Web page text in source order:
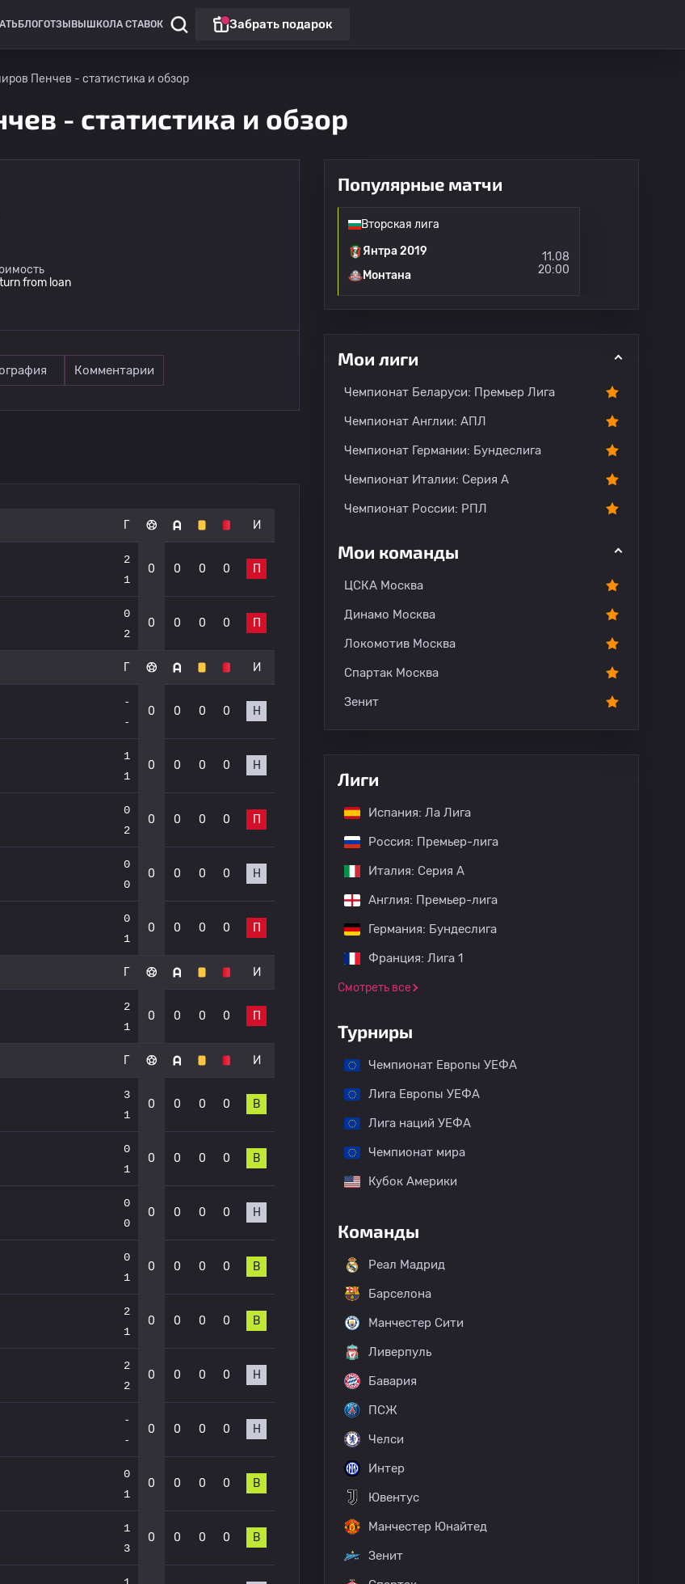
БЛОГОТЗЫВЫ ШКОЛА СТАВОК Забрать подарок
Пенчев - статистика и обзор
- статистика и обзор
from loan
Комментарии
Г И
2
1
0 0 0 0 П
0
2
0 0 0 0 П
Г И
-
-
0 0 0 0 Н
1
1
0 0 0 0 Н
0
2
0 0 0 0 П
0
0
0 0 0 0 Н
0
1
0 0 0 0 П
Г И
2
1
0 0 0 0 П
Г И
3
1
0 0 0 0 В
0
1
0 0 0 0 В
0
0
0 0 0 0 Н
0
1
0 0 0 0 В
2
1
0 0 0 0 В
2
2
0 0 0 0 Н
-
-
0 0 0 0 Н
0
1
0 0 0 0 В
1
3
0 0 0 0 В
Популярные матчи
Вторская лига
Янтра 2019
Монтана
11.08
20:00
Мои лиги
Чемпионат Беларуси: Премьер Лига
Чемпионат Англии: АПЛ
Чемпионат Германии: Бундеслига
Чемпионат Италии: Серия А
Чемпионат России: РПЛ
Мои команды
ЦСКА Москва
Динамо Москва
Локомотив Москва
Спартак Москва
Зенит
Лиги
Испания: Ла Лига
Россия: Премьер-лига
Италия: Серия А
Англия: Премьер-лига
Германия: Бундеслига
Франция: Лига 1
Смотреть все
Турниры
Чемпионат Европы УЕФА
Лига Европы УЕФА
Лига наций УЕФА
Чемпионат мира
Кубок Америки
Команды
Реал Мадрид
Барселона
Манчестер Сити
Ливерпуль
Бавария
ПСЖ
Челси
Интер
Ювентус
Манчестер Юнайтед
Зенит